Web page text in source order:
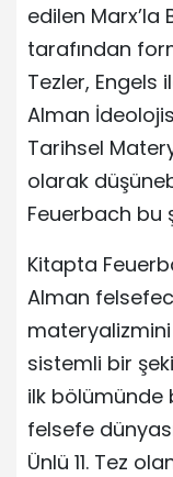
edilen Marx’la
tarafından
Tezler, Engels
Alman
Tarihsel
olarak
Feuerbach bu
Kitapta
Alman
materyalizmini
sistemli bir
ilk bölümünde
felsefe
Ünlü 11. Tez